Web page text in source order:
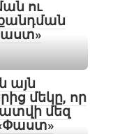
ու
այն
մեկը, որ
մեզ